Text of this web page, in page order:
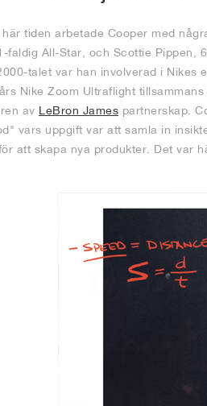
här tiden arbetade Cooper med
faldig All-Star, och Scottie Pippen,
talet var han involverad i Nikes
Nike Zoom Ultraflight
av LeBron James partnerskap.
vars uppgift var att samla in
att skapa nya produkter. Det var